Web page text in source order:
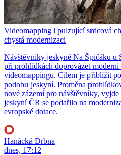
Videomapping i pulzující srdcová
chystá modernizaci
Návštěvníky jeskyně Na Špičáku u
při prohlídkách doprovázet
videomappingu. Cílem je přiblížit
podobu jeskyní. Proměna
nové zázemí pro návštěvníky,
jeskyní ČR se podařilo na
evropské dotace.
Hanácká Drbna
dnes, 17:12